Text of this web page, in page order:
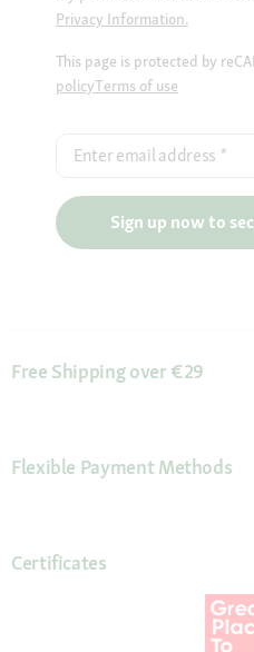
Privacy Information.
This page is protected by
policyTerms of use
Enter email address *
Sign up now to
Free Shipping over €29
Flexible Payment Methods
Certificates